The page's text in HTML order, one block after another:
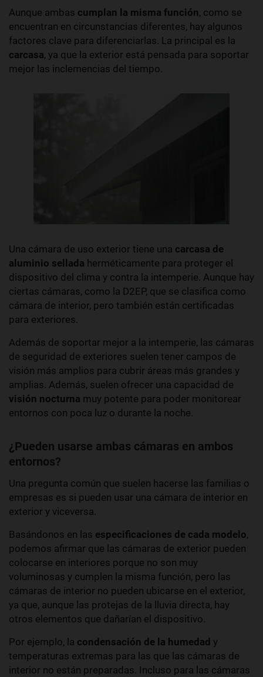
Aunque ambas cumplan la misma función, como se
encuentran en circunstancias diferentes, hay algunos
factores clave para diferenciarlas. La principal es la
carcasa, ya que la exterior está pensada para soportar
mejor las inclemencias del tiempo.
Una cámara de uso exterior tiene una carcasa de
aluminio sellada herméticamente para proteger el
dispositivo del clima y contra la intemperie. Aunque hay
ciertas cámaras, como la D2EP, que se clasifica como
cámara de interior, pero también están certificadas
para exteriores.
Además de soportar mejor a la intemperie, las cámaras
de seguridad de exteriores suelen tener campos de
visión más amplios para cubrir áreas más grandes y
amplias. Además, suelen ofrecer una capacidad de
visión nocturna muy potente para poder monitorear
entornos con poca luz o durante la noche.
¿Pueden usarse ambas cámaras en ambos
entornos?
Una pregunta común que suelen hacerse las familias o
empresas es si pueden usar una cámara de interior en
exterior y viceversa.
Basándonos en las especificaciones de cada modelo,
podemos afirmar que las cámaras de exterior pueden
colocarse en interiores porque no son muy
voluminosas y cumplen la misma función, pero las
cámaras de interior no pueden ubicarse en el exterior,
ya que, aunque las protejas de la lluvia directa, hay
otros elementos que dañarían el dispositivo.
Por ejemplo, la condensación de la humedad y
temperaturas extremas para las que las cámaras de
interior no están preparadas. Incluso para las cámaras